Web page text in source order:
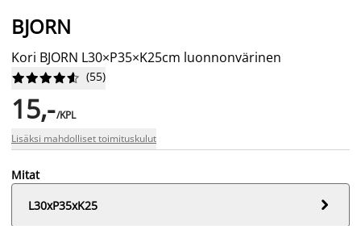
BJORN
Kori BJORN L30×P35×K25cm luonnonvärinen





 (55)
15,-/KPL
Lisäksi mahdolliset toimituskulut
Mitat
L30xP35xK25
